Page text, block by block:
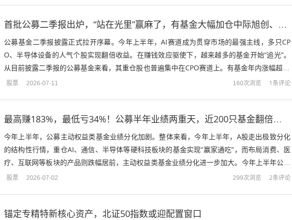
首批公募二季报出炉，“站在光里”赢麻了，有基金大幅加仓中际旭创、新易盛
公募基金二季报披露正式拉开序幕。今年上半年，AI赛道成为贯穿市场的最强主线，多只CP
O、半导体设备的人气个股实现翻倍收益。在赚钱效应驱使下，越来越多的基金开始“追光”。
从目前披露二季报的公募基金来看，其重仓股也普遍集中在CPO赛道上。有基金年内涨幅超12
0%，二季度大幅加仓新易盛、中际旭创、源杰科技...
股票 2026-07-11 160次浏览 1条评论
最高赚183%，最低亏34%！公募半年业绩两重天，近200只基金翻倍，抱团江波龙、佰维存储
今年上半年，公募主动权益类基金业绩分化加剧。整体来看，今年上半年，A股走出极致分化
的结构性行情，重仓AI、通信、半导体等硬科技板块的基金实现“赢家通吃”，而布局消费、医
疗、互联网等板块的产品则跌幅居前，主动权益类基金业绩分化进一步加大。今年上半年公募
基金对于赛道的选择，重要性明显超过个股选择，这也成...
股票 2026-07-02 299次浏览 2条评论
锚定专精特新核心资产，北证50指数或迎配置窗口